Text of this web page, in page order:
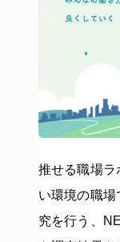
推せる職場ラ
い環境の職
究を行う、